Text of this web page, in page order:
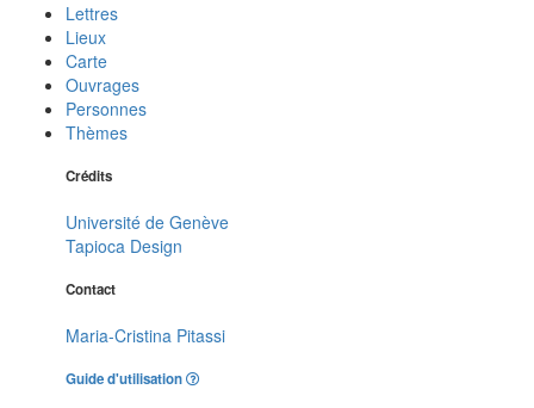
Lettres
Lieux
Carte
Ouvrages
Personnes
Thèmes
Crédits
Université de Genève
Tapioca Design
Contact
Maria-Cristina Pitassi
Guide d'utilisation